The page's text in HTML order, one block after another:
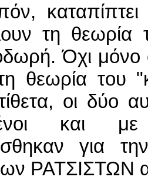
τη θεωρία
Όχι μόνο
θεωρία του
οι
και με
για
ΡΑΤΣΙΣΤΩΝ